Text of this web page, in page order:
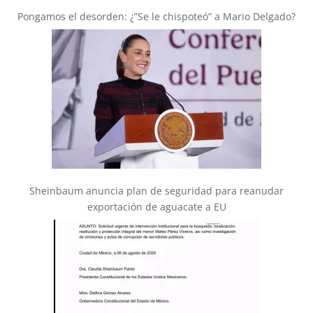
Pongamos el desorden: ¿”Se le chispoteó” a Mario Delgado?
Sheinbaum anuncia plan de seguridad para reanudar
exportación de aguacate a EU